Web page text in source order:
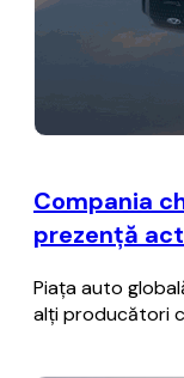
Compania
prezenţă
Piaţa auto
alţi producători